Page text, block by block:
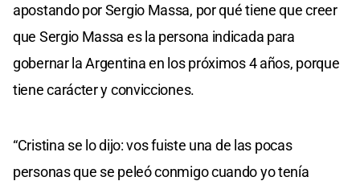
apostando por Sergio Massa, por qué tiene que creer
que Sergio Massa es la persona indicada para
gobernar la Argentina en los próximos 4 años, porque
tiene carácter y convicciones.
“Cristina se lo dijo: vos fuiste una de las pocas
personas que se peleó conmigo cuando yo tenía